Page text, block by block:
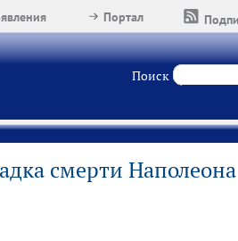
Портал
Поиск
смерти Наполеона